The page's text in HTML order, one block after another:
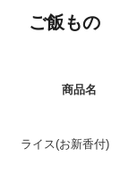
ご飯もの
商品名
ライス(お新香付)